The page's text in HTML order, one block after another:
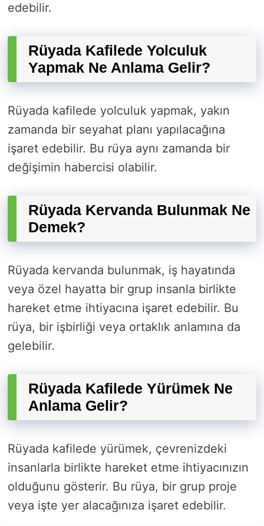
edebilir.
Rüyada Kafilede Yolculuk
Yapmak Ne Anlama Gelir?
Rüyada kafilede yolculuk yapmak, yakın
zamanda bir seyahat planı yapılacağına
işaret edebilir. Bu rüya aynı zamanda bir
değişimin habercisi olabilir.
Rüyada Kervanda Bulunmak Ne
Demek?
Rüyada kervanda bulunmak, iş hayatında
veya özel hayatta bir grup insanla birlikte
hareket etme ihtiyacına işaret edebilir. Bu
rüya, bir işbirliği veya ortaklık anlamına da
gelebilir.
Rüyada Kafilede Yürümek Ne
Anlama Gelir?
Rüyada kafilede yürümek, çevrenizdeki
insanlarla birlikte hareket etme ihtiyacınızın
olduğunu gösterir. Bu rüya, bir grup proje
veya işte yer alacağınıza işaret edebilir.